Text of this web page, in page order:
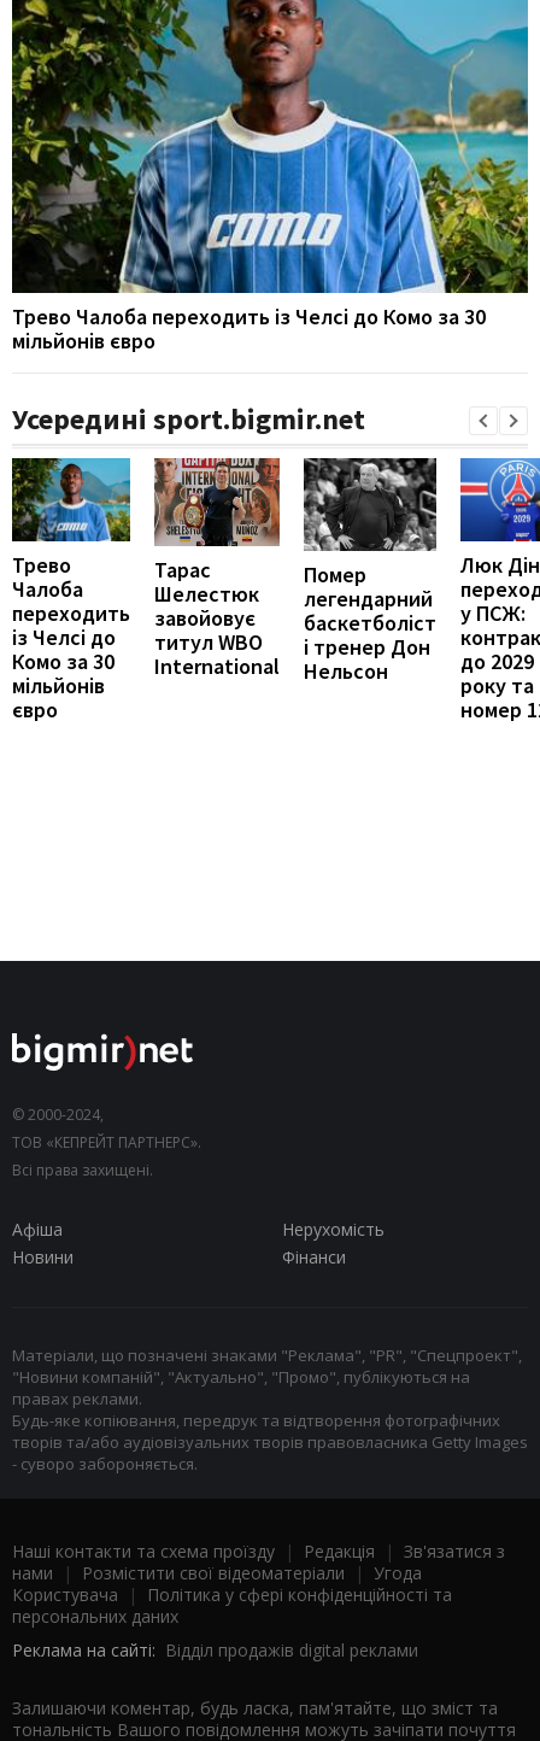
Трево Чалоба переходить із Челсі до Комо за 30
мільйонів євро
Усередині sport.bigmir.net
Трево
Чалоба
переходить
із Челсі до
Комо за 30
мільйонів
євро
Тарас
Шелестюк
завойовує
титул WBO
International
Помер
легендарний
баскетболіст
і тренер Дон
Нельсон
Люк
у ПСЖ:
до 2029
року та
номер
© 2000-2024,
ТОВ «КЕПРЕЙТ ПАРТНЕРС».
Всі права захищені.
Афіша
Нерухомість
Новини
Фінанси
Матеріали, що позначені знаками "Реклама", "PR", "Спецпроект",
"Новини компаній", "Актуально", "Промо", публікуються на
правах реклами.
Будь-яке копіювання, передрук та відтворення фотографічних
творів та/або аудіовізуальних творів правовласника Getty Images
- суворо забороняється.
Наші контакти та схема проїзду | Редакція | Зв'язатися з
нами | Розмістити свої відеоматеріали | Угода
Користувача |
Політика у сфері конфіденційності та
персональних даних
Реклама на сайті: Відділ продажів digital реклами
Залишаючи коментар, будь ласка, пам'ятайте, що зміст та
тональність Вашого повідомлення можуть зачіпати почуття